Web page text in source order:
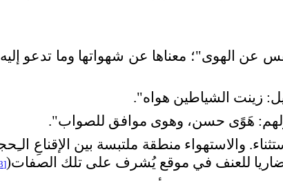
عن الهوى"؛ معناها عن شهواتها وما تدعو
زينت الشياطين هواه".
هَوًى حسن، وهوى موافق للصواب".
والاستهواء منطقة ملتبسة بين الإقناعِ
حضاريا للعنف في موقع يُشرف على تلك الصفات(